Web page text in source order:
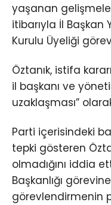
yaşanan
itibarıyla İl Başkan
Kurulu Üyeliği
Öztanık, istifa
il başkanı ve
uzaklaşması”
Parti içerisindeki
tepki gösteren
olmadığını iddia
Başkanlığı
görevlendirmenin